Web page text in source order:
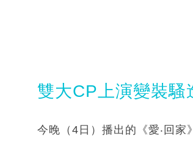
雙大CP上演變裝騷
今晚（4日）播出的《愛‧回家